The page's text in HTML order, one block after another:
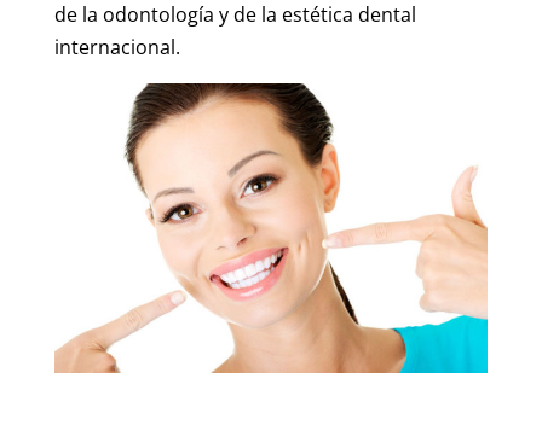
de la odontología y de la estética dental
internacional.